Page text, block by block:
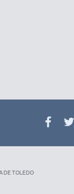
DE TOLEDO